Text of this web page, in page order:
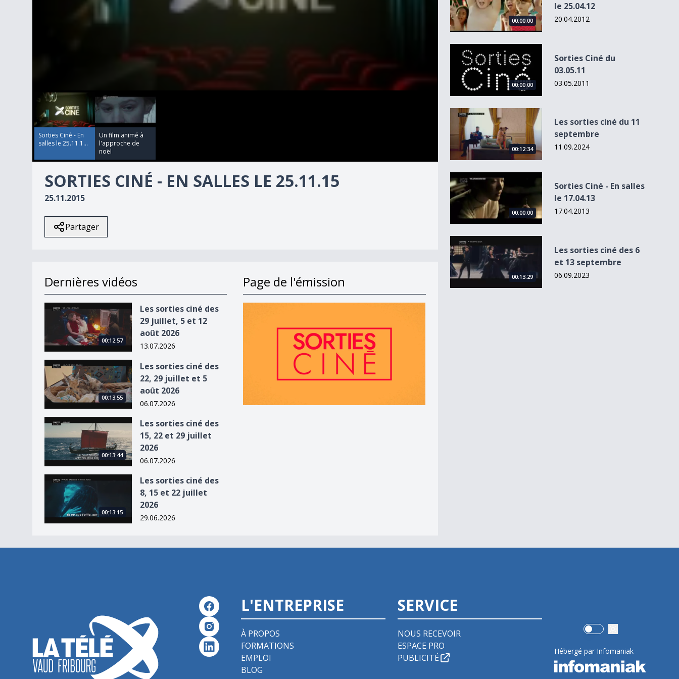
seconds
12
minutes,
49
seconds Volume
Sorties Ciné - En
salles le 25.11.1...
Un film animé à
l'approche de
noël
SORTIES CINÉ - EN SALLES LE 25.11.15
25.11.2015
Partager
Dernières vidéos
Les sorties ciné des 29 juillet, 5 et 12 août 2026
00:12:57
Les sorties ciné des
29 juillet, 5 et 12
août 2026
13.07.2026
Les sorties ciné des 22, 29 juillet et 5 août 2026
00:13:55
Les sorties ciné des
22, 29 juillet et 5
août 2026
06.07.2026
Les sorties ciné des 15, 22 et 29 juillet 2026
00:13:44
Les sorties ciné des
15, 22 et 29 juillet
2026
06.07.2026
Les sorties ciné des 8, 15 et 22 juillet 2026
00:13:15
Les sorties ciné des
8, 15 et 22 juillet
2026
29.06.2026
Page de l'émission
00:00:00
le 25.04.12
20.04.2012
Sorties Ciné du 03.05.11
00:00:00
Sorties Ciné du
03.05.11
03.05.2011
Les sorties ciné du 11 septembre
00:12:34
Les sorties ciné du 11
septembre
11.09.2024
Sorties Ciné - En salles le 17.04.13
00:00:00
Sorties Ciné - En salles
le 17.04.13
17.04.2013
Les sorties ciné des 6 et 13 septembre
00:13:29
Les sorties ciné des 6
et 13 septembre
06.09.2023
L'ENTREPRISE
À PROPOS
FORMATIONS
EMPLOI
BLOG
SERVICE
NOUS RECEVOIR
ESPACE PRO
PUBLICITÉ
Use setting
Hébergé par Infomaniak